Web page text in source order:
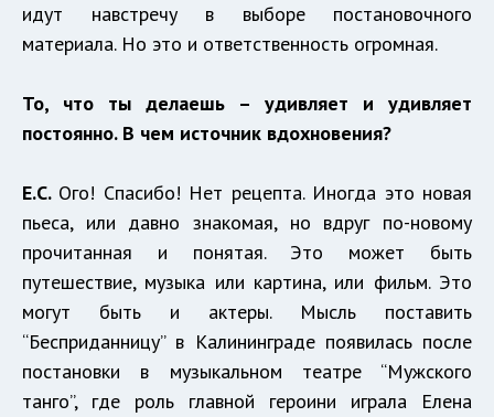
идут навстречу в выборе постановочного
материала. Но это и ответственность огромная.
То, что ты делаешь – удивляет и удивляет
постоянно. В чем источник вдохновения?
Е.С. Ого! Спасибо! Нет рецепта. Иногда это новая
пьеса, или давно знакомая, но вдруг по-новому
прочитанная и понятая. Это может быть
путешествие, музыка или картина, или фильм. Это
могут быть и актеры. Мысль поставить
“Бесприданницу” в Калининграде появилась после
постановки в музыкальном театре “Мужского
танго”, где роль главной героини играла Елена